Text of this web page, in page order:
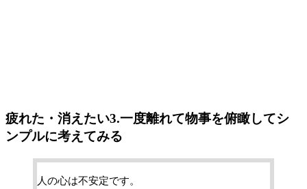
疲れた・消えたい3.一度離れて物事を俯瞰してシ
ンプルに考えてみる
人の心は不安定です。